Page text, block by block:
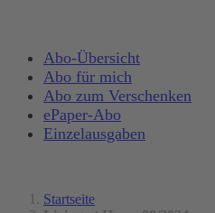
Abo-Übersicht
Abo für mich
Abo zum Verschenken
ePaper-Abo
Einzelausgaben
Startseite